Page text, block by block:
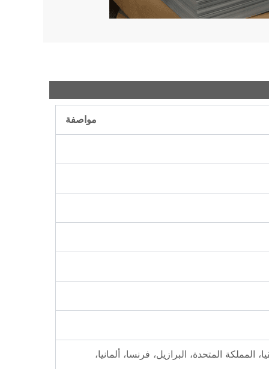
مواصفة
المملكة المتحدة، البرازيل، فرنسا، ألمانيا،